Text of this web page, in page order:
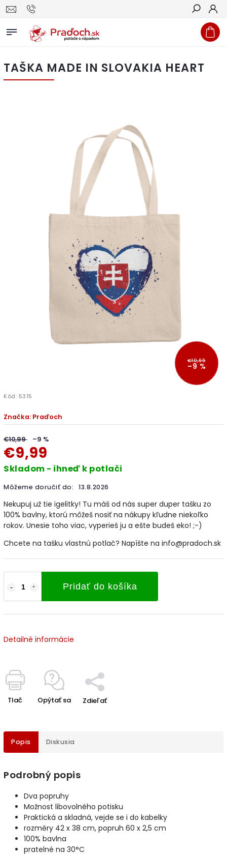
Hľadať
TAŠKA MADE IN SLOVAKIA HEART
€10,99
–9 %
Kód: 5315
Značka: Praďoch
€10,99 –9 %
€9,99
Skladom - ihneď k potlači
Môžeme doručiť do: 13.8.2026
Pridať do košíka
Nekupuj už tie igelitky! Tu máš od nás super duper tašku zo
100% bavlny, ktorú môžeš nosiť na nákupy kľudne niekoľko
rokov. Unesie toho viac, vyperieš ju a ešte budeš eko! ;-)
Chcete na tašku vlastnú potlač? Napíšte na info@pradoch.sk
Detailné informácie
Tlač Opýtať sa Zdieľať
Popis Diskusia
Podrobný popis
Dva popruhy
Možnost libovolného potisku
Praktická a skladná, vejde se i do kabelky
rozměry 42 x 38 cm, popruh 60 x 2,5 cm
100% bavlna
pratelné na 30°C